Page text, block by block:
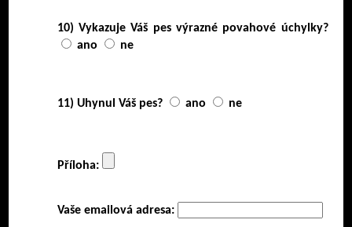
10) Vykazuje Váš pes výrazné povahové úchylky?
ano
ne
11) Uhynul Váš pes? ano ne
Příloha:
Vaše emailová adresa: